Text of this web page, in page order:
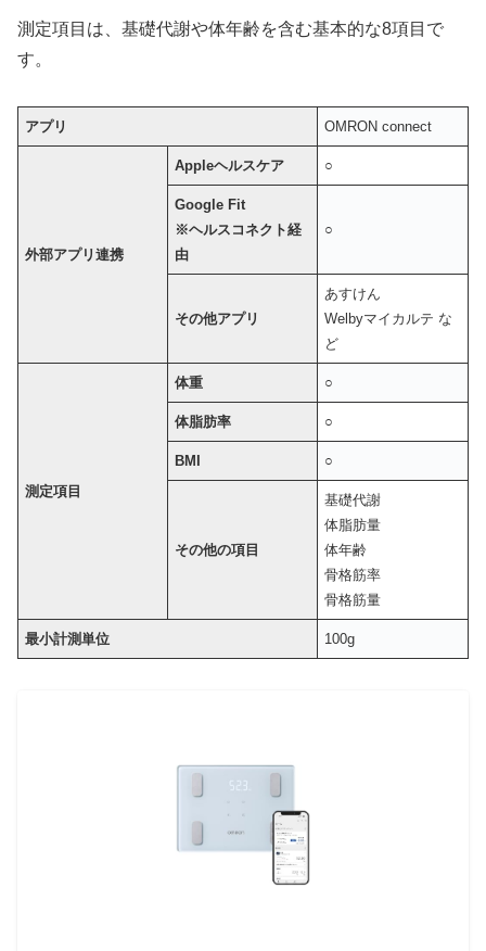
測定項目は、基礎代謝や体年齢を含む基本的な8項目で
す。
アプリ OMRON connect
外部アプリ連携
Appleヘルスケア ○
Google Fit
※ヘルスコネクト経
由
○
その他アプリ
あすけん
Welbyマイカルテ な
ど
測定項目
体重 ○
体脂肪率 ○
BMI ○
その他の項目
基礎代謝
体脂肪量
体年齢
骨格筋率
骨格筋量
最小計測単位 100g